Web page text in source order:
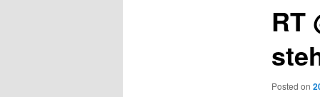
RT
Posted on